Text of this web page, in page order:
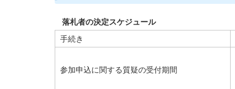
落札者の決定スケジュール
手続き
参加申込に関する質疑の受付期間